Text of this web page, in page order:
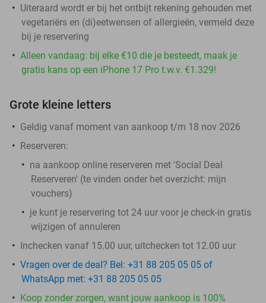
Uiteraard wordt er bij het ontbijt rekening gehouden met
vegetariërs en (di)eetwensen of allergieën, vermeld deze
bij je reservering
Alleen vandaag: bij elke €10 die je besteedt, maak je
gratis kans op een iPhone 17 Pro t.w.v. €1.329!
Grote kleine letters
Geldig vanaf moment van aankoop t/m 18 nov 2026
Reserveren:
na aankoop online reserveren met 'Social Deal
Reserveren' (te vinden onder het overzicht: mijn
vouchers)
je kunt je reservering tot 24 uur voor je check-in gratis
wijzigen of annuleren
Inchecken vanaf 15.00 uur, uitchecken tot 12.00 uur
Vragen over de deal? Bel: +31 88 205 05 05 of
WhatsApp met: +31 88 205 05 05
Koop zonder zorgen, want jouw aankoop is 100%